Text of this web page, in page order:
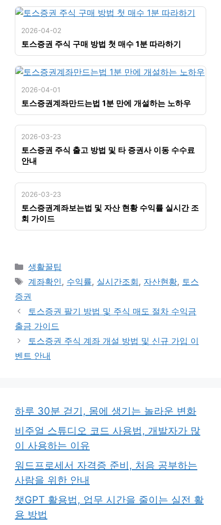
2026-04-02
토스증권 주식 구매 방법 첫 매수 1분 따라하기
2026-04-01
토스증권계좌만드는법 1분 만에 개설하는 노하우
2026-03-23
토스증권 주식 출고 방법 및 타 증권사 이동 수수료
안내
2026-03-23
토스증권계좌보는법 및 자산 현황 수익률 실시간 조
회 가이드
카
테
리
생활꿀팁
태
그
계좌확인, 수익률, 실시간조회 , 자산현황, 토스
증권
토스증권 팔기 방법 및 주식 매도 절차 수익금
출금 가이드
토스증권 주식 계좌 개설 방법 및 신규 가입 이
벤트 안내
하루 30분 걷기, 몸에 생기는 놀라운 변화
비주얼 스튜디오 코드 사용법, 개발자가 많
이 사용하는 이유
워드프로세서 자격증 준비, 처음 공부하는
사람을 위한 안내
챗GPT 활용법, 업무 시간을 줄이는 실전 활
용 방법